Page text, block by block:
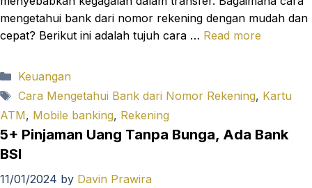
mengetahui bank dari nomor rekening dengan mudah dan
cepat? Berikut ini adalah tujuh cara … Read more
Categories
Keuangan
Tags
Cara Mengetahui Bank dari Nomor Rekening, Kartu
ATM, Mobile banking, Rekening
5+ Pinjaman Uang Tanpa Bunga, Ada Bank
BSI
11/01/2024 by Davin Prawira